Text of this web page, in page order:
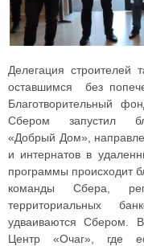
Делегация строителей
оставшимся без
Благотворительный
Сбером запустил
«Добрый Дом»,
и интернатов в
программы происходит
команды Сбера,
территориальных
удваиваются Сбером.
Центр «Очаг», где